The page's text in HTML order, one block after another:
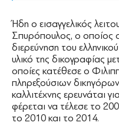
Ήδη ο εισαγγελικός
Σπυρόπουλος, ο οποίος
διερεύνηση του
υλικό της δικογραφίας
οποίες κατέθεσε ο
πληρεξούσιων
καλλιτέχνης ερευνάται
φέρεται να τέλεσε το
το 2010 και το 2014.